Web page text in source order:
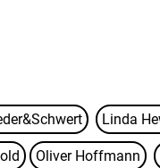
Linda
Oliver Hoffmann